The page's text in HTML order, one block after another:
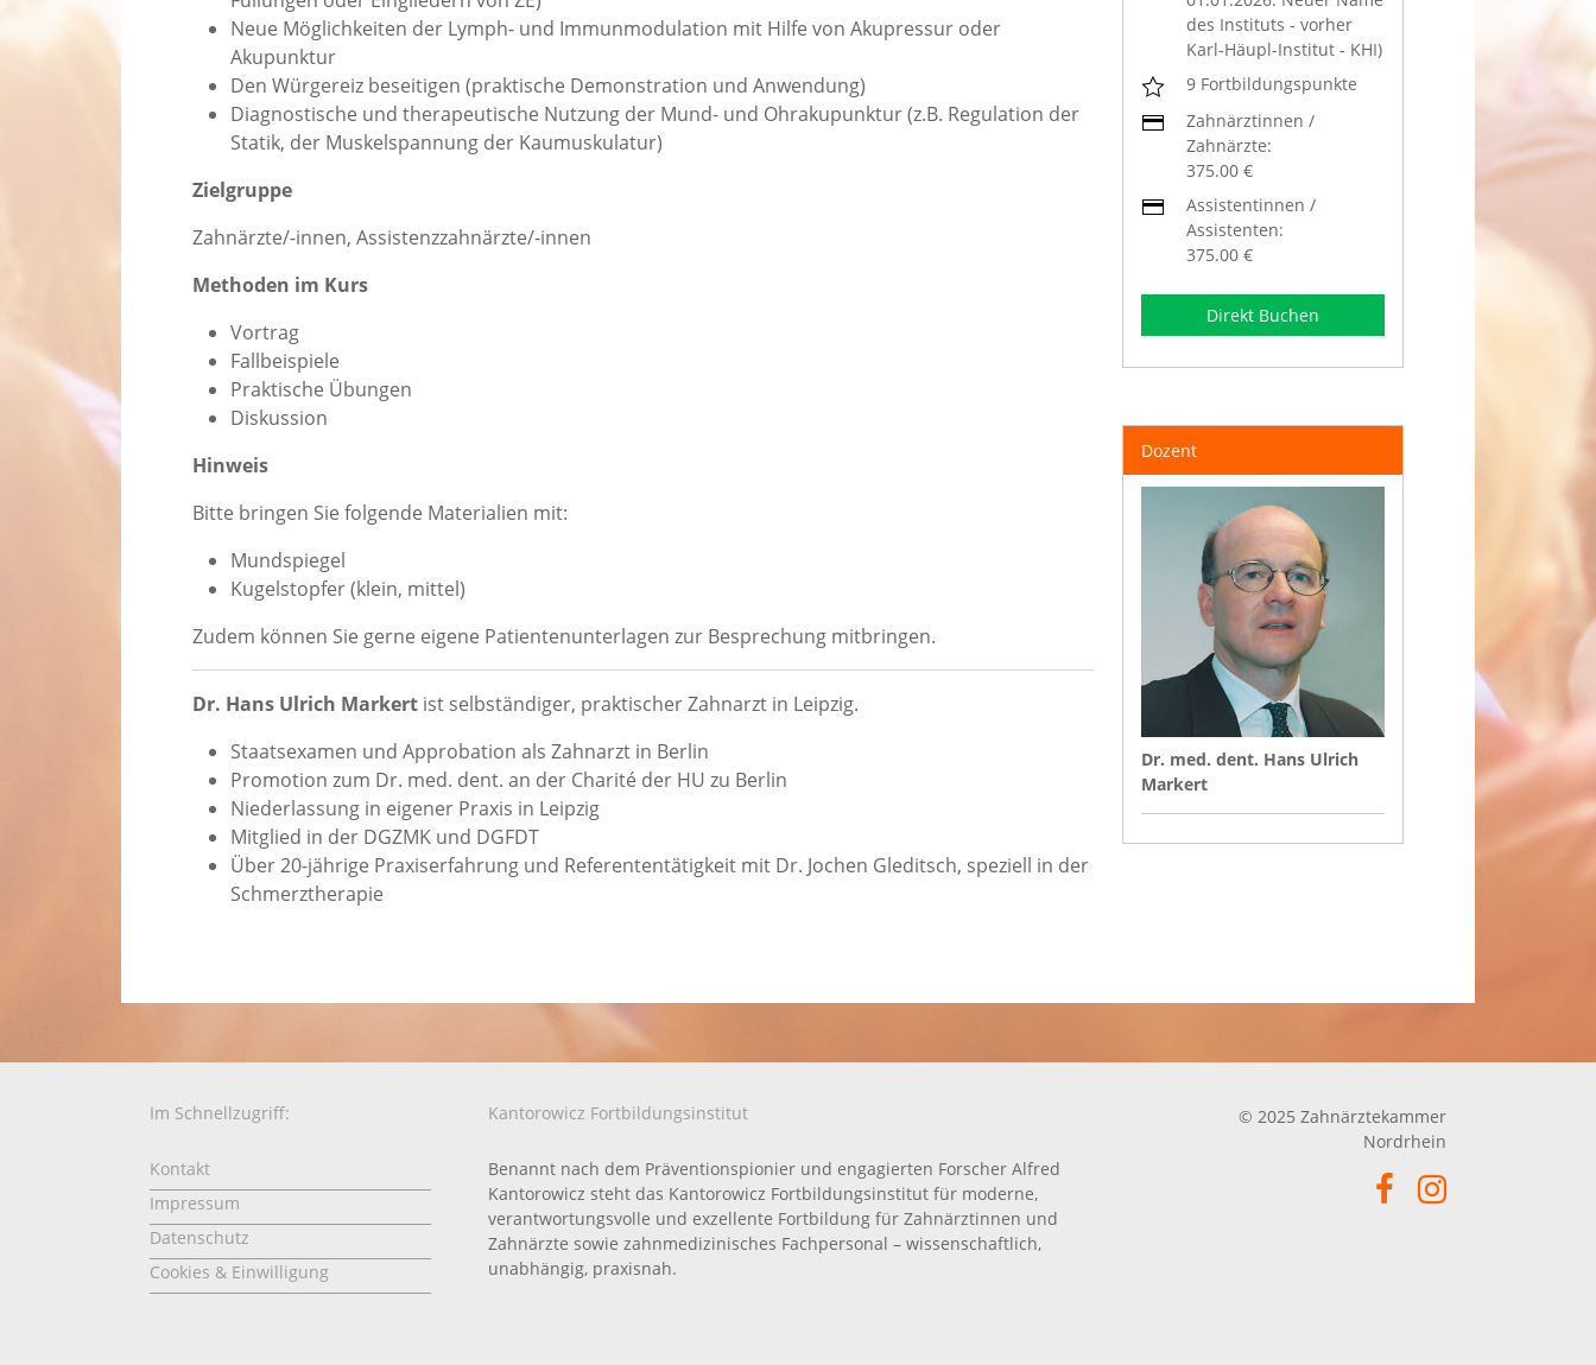
Neue Möglichkeiten der Lymph- und Immunmodulation mit Hilfe von Akupressur oder
Akupunktur
Den Würgereiz beseitigen (praktische Demonstration und Anwendung)
Diagnostische und therapeutische Nutzung der Mund- und Ohrakupunktur (z.B. Regulation der
Statik, der Muskelspannung der Kaumuskulatur)
Zielgruppe
Zahnärzte/-innen, Assistenzzahnärzte/-innen
Methoden im Kurs
Vortrag
Fallbeispiele
Praktische Übungen
Diskussion
Hinweis
Bitte bringen Sie folgende Materialien mit:
Mundspiegel
Kugelstopfer (klein, mittel)
Zudem können Sie gerne eigene Patientenunterlagen zur Besprechung mitbringen.
Dr. Hans Ulrich Markert ist selbständiger, praktischer Zahnarzt in Leipzig.
Staatsexamen und Approbation als Zahnarzt in Berlin
Promotion zum Dr. med. dent. an der Charité der HU zu Berlin
Niederlassung in eigener Praxis in Leipzig
Mitglied in der DGZMK und DGFDT
Über 20-jährige Praxiserfahrung und Referententätigkeit mit Dr. Jochen Gleditsch, speziell in der
Schmerztherapie
des Instituts - vorher
Karl-Häupl-Institut - KHI)
9 Fortbildungspunkte
Zahnärztinnen /
Zahnärzte:
375.00 €
Assistentinnen /
Assistenten:
375.00 €
Direkt Buchen
Dozent
Dr. med. dent. Hans Ulrich
Markert
Im Schnellzugriff:
Kontakt
Impressum
Datenschutz
Cookies & Einwilligung
Kantorowicz Fortbildungsinstitut
Benannt nach dem Präventionspionier und engagierten Forscher Alfred
Kantorowicz steht das Kantorowicz Fortbildungsinstitut für moderne,
verantwortungsvolle und exzellente Fortbildung für Zahnärztinnen und
Zahnärzte sowie zahnmedizinisches Fachpersonal – wissenschaftlich,
unabhängig, praxisnah.
© 2025 Zahnärztekammer
Nordrhein